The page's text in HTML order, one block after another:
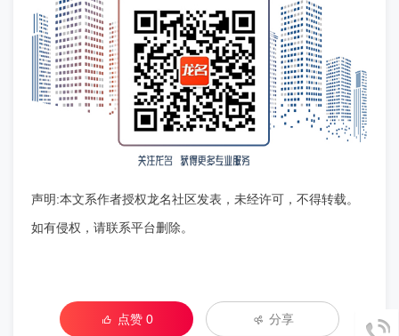
声明:本文系作者授权龙名社区发表，未经许可，不得转载。
如有侵权，请联系平台删除。
点赞 0 分享